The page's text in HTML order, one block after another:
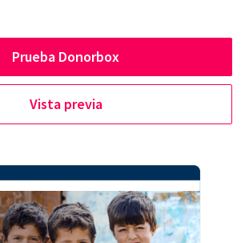
Prueba Donorbox
Vista previa